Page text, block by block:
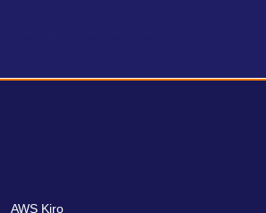
AWS Kiro